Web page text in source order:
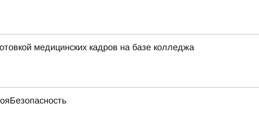
медицинских кадров на базе колледжа